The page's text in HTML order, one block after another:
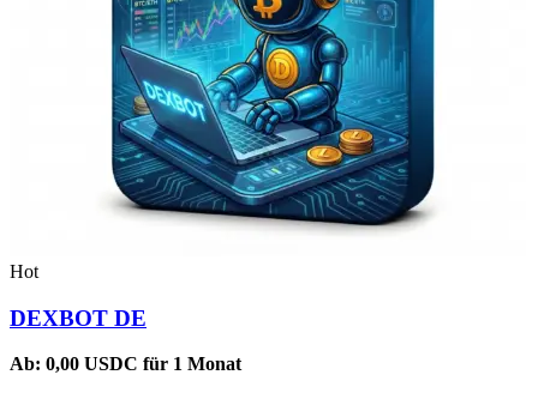
Hot
DEXBOT DE
Ab: 0,00 USDC für 1 Monat